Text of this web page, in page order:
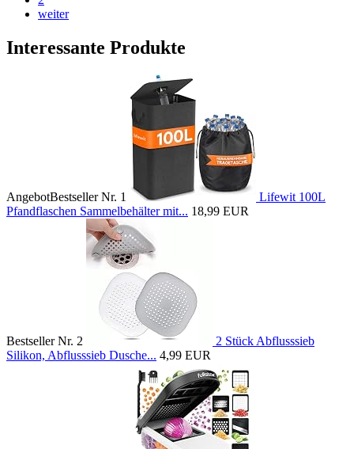
weiter
Interessante Produkte
AngebotBestseller Nr. 1
Lifewit 100L
Pfandflaschen Sammelbehälter mit... 18,99 EUR
Bestseller Nr. 2
2 Stück Abflusssieb
Silikon, Abflusssieb Dusche... 4,99 EUR